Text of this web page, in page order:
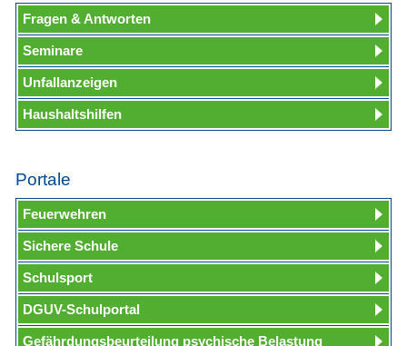
Fragen & Antworten
Seminare
Unfallanzeigen
Haushaltshilfen
Portale
Feuerwehren
Sichere Schule
Schulsport
DGUV-Schulportal
Gefährdungsbeurteilung psychische Belastung